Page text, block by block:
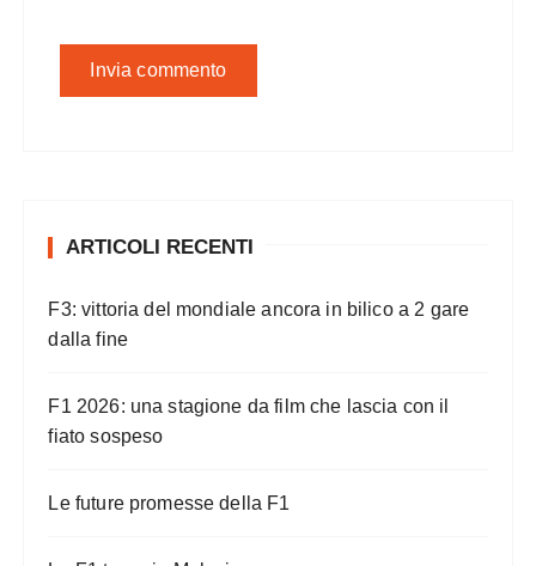
ARTICOLI RECENTI
F3: vittoria del mondiale ancora in bilico a 2 gare
dalla fine
F1 2026: una stagione da film che lascia con il
fiato sospeso
Le future promesse della F1